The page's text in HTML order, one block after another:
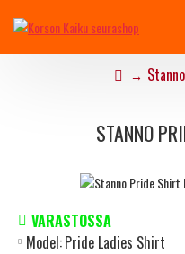
STANNO
VARASTOSSA
Model:Pride Ladies Shirt